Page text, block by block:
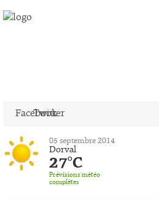
Facebook
Twitter
05 septembre 2014
Dorval
27°C
Prévisions météo
complètes